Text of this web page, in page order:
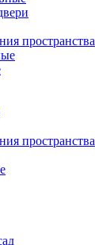
пространства
пространства